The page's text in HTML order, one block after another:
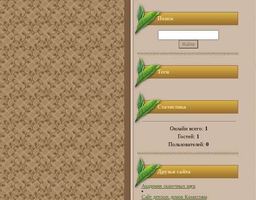
Поиск
Теги
Статистика
Онлайн всего: 1
Гостей: 1
Пользователей: 0
Друзья сайта
Академия сказочных наук
Сайт детских домов Казахстана